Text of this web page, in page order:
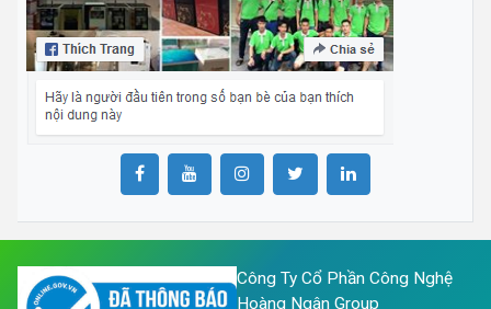
Công Ty Cổ Phần Công Nghệ
Hoàng Ngân Group